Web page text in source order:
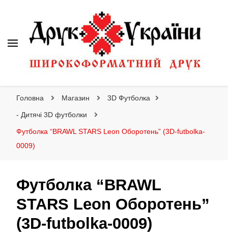
Головна Магазин 3D Футболка
- Дитячі 3D футболки
Футболка “BRAWL STARS Leon Оборотень” (3D-futbolka-
0009)
Футболка “BRAWL
STARS Leon Оборотень”
(3D-futbolka-0009)